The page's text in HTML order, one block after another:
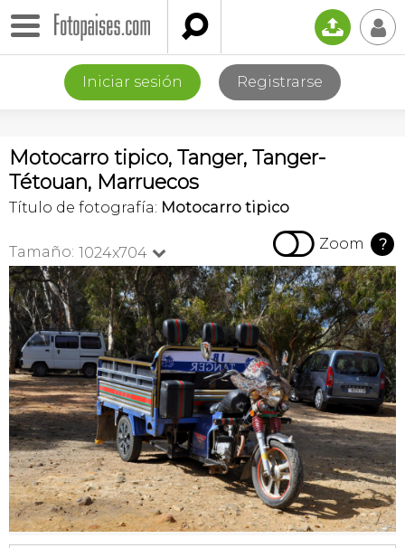
 📤 👤
Iniciar sesión Registrarse
Motocarro tipico, Tanger, Tanger-
Tétouan, Marruecos
Título de fotografía: Motocarro tipico
Tamaño: 1024x704   Zoom ?